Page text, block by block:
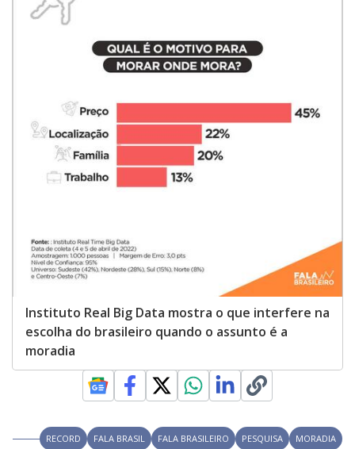
Instituto Real Big Data mostra o que interfere na
escolha do brasileiro quando o assunto é a
moradia
RECORD FALA BRASIL FALA BRASILEIRO PESQUISA
MORADIA